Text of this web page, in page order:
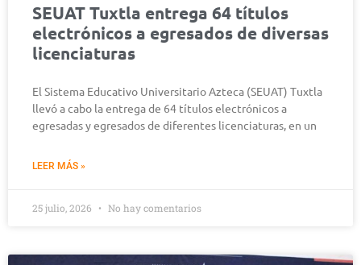
SEUAT Tuxtla entrega 64 títulos
electrónicos a egresados de diversas
licenciaturas
El Sistema Educativo Universitario Azteca (SEUAT) Tuxtla
llevó a cabo la entrega de 64 títulos electrónicos a
egresadas y egresados de diferentes licenciaturas, en un
LEER MÁS »
25 julio, 2026 No hay comentarios